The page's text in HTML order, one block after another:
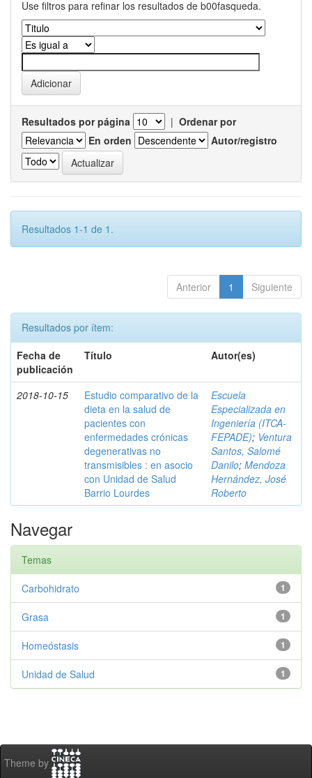
Use filtros para refinar los resultados de b00fasqueda.
Resultados por página | Ordenar por
En orden
Autor/registro
Resultados 1-1 de 1.
Anterior 1 Siguiente
Resultados por ítem:
Fecha de
publicación
Título Autor(es)
2018-10-15
Estudio comparativo de la
dieta en la salud de
pacientes con
enfermedades crónicas
degenerativas no
transmisibles : en asocio
con Unidad de Salud
Barrio Lourdes
Escuela
Especializada en
Ingeniería (ITCA-
FEPADE); Ventura
Santos, Salomé
Danilo; Mendoza
Hernández, José
Roberto
Navegar
Temas
1
Carbohidrato
1
Grasa
1
Homeóstasis
1
Unidad de Salud
Theme by